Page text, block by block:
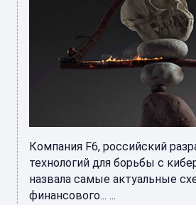
Компания F6, российский
технологий для борьбы с
назвала самые актуальные
финансового... ...